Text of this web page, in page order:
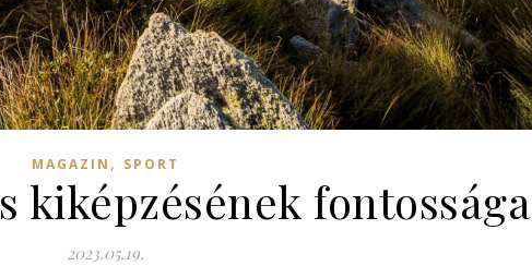
MAGAZIN , SPORT
kiképzésének fontossága
2023.05.19.